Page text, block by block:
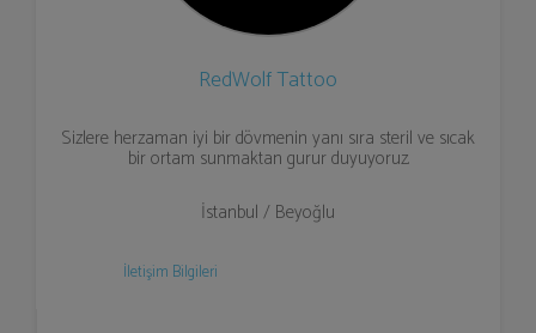
RedWolf Tattoo
Sizlere herzaman iyi bir dövmenin yanı sıra steril ve sıcak
bir ortam sunmaktan gurur duyuyoruz.
İstanbul / Beyoğlu
İletişim Bilgileri